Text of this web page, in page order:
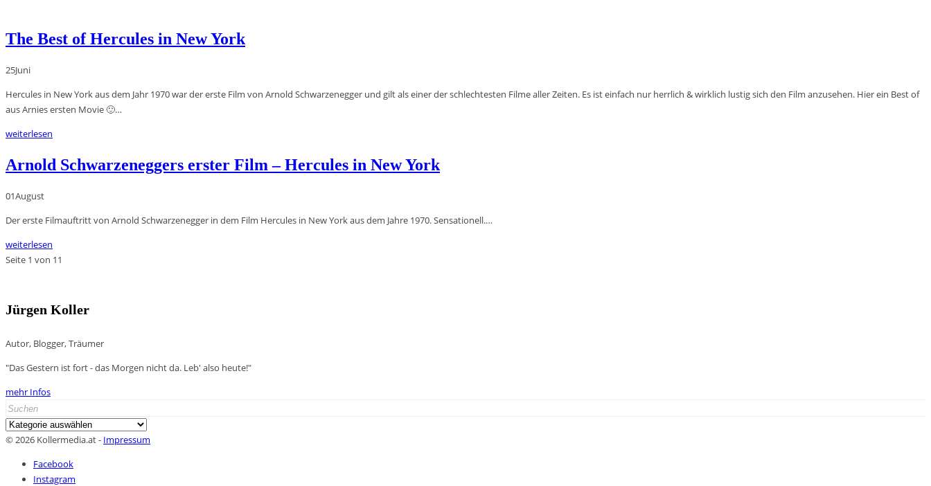
The Best of Hercules in New York
25Juni
Hercules in New York aus dem Jahr 1970 war der erste Film von Arnold Schwarzenegger und gilt als einer der schlechtesten Filme aller Zeiten. Es ist einfach nur herrlich & wirklich lustig sich den Film anzusehen. Hier ein Best of
aus Arnies ersten Movie 🙂…
weiterlesen
Arnold Schwarzeneggers erster Film – Hercules in New York
01August
Der erste Filmauftritt von Arnold Schwarzenegger in dem Film Hercules in New York aus dem Jahre 1970. Sensationell.…
weiterlesen
Seite 1 von 11
Jürgen Koller
Autor, Blogger, Träumer
"Das Gestern ist fort - das Morgen nicht da. Leb' also heute!"
mehr Infos
Search
for:
Kategorien
© 2026 Kollermedia.at - Impressum
Facebook
Instagram